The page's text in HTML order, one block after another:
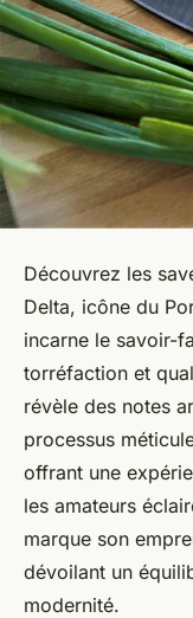
Découvrez les
Delta, icône du
incarne le savoir-
torréfaction et
révèle des notes
processus
offrant une
les amateurs
marque son
dévoilant un
modernité.